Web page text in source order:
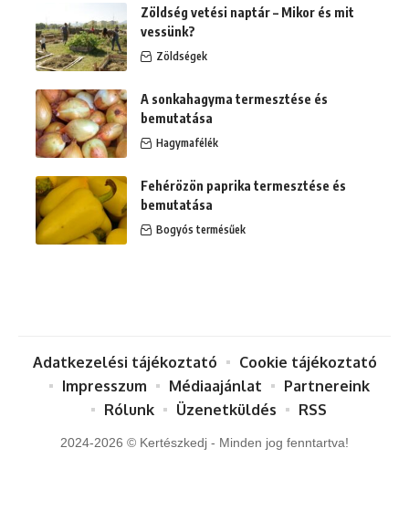
Zöldség vetési naptár – Mikor és mit
vessünk?
Zöldségek
A sonkahagyma termesztése és
bemutatása
Hagymafélék
Fehérözön paprika termesztése és
bemutatása
Bogyós termésűek
2024-2026 © Kertészkedj - Minden jog fenntartva!
Adatkezelési tájékoztató
Cookie tájékoztató
Impresszum
Médiaajánlat
Partnereink
Rólunk
Üzenetküldés RSS